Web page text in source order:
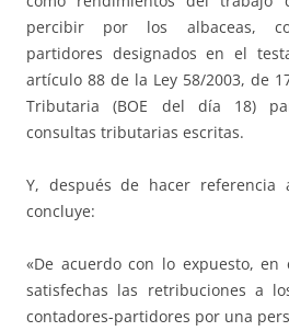
percibir por los albaceas,
partidores designados en el
artículo 88 de la Ley 58/2003, de
Tributaria (BOE del día 18)
consultas tributarias escritas.
Y, después de hacer
concluye:
«De acuerdo con lo expuesto,
satisfechas las retribuciones a
contadores-partidores por una